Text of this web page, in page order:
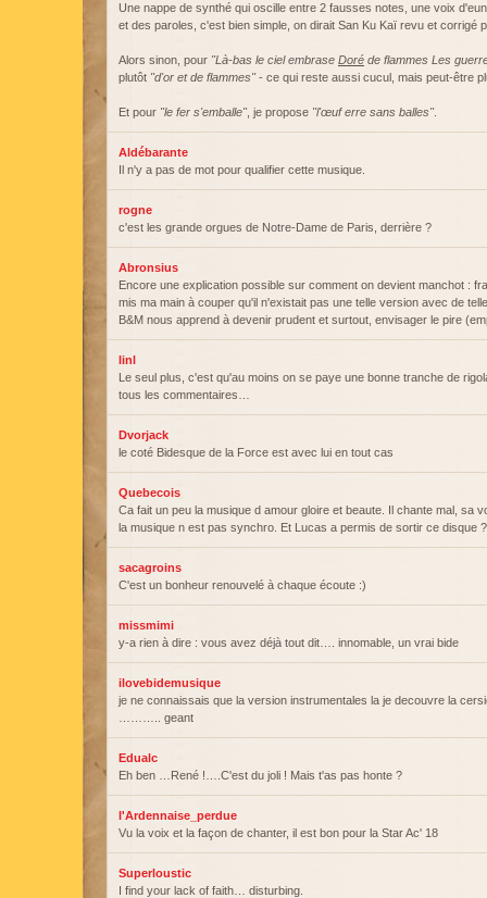
Une nappe de synthé qui oscille entre 2 fausses notes, une voix
et des paroles, c'est bien simple, on dirait San Ku Kaï revu et corrigé
Alors sinon, pour "Là-bas le ciel embrase Doré de flammes Les
plutôt "d'or et de flammes"- ce qui reste aussi cucul, mais peut-être
Et pour "le fer s'emballe", je propose "l'œuf erre sans balles".
Aldébarante
Il n'y a pas de mot pour qualifier cette musique.
rogne
c'est les grande orgues de Notre-Dame de Paris, derrière ?
Abronsius
Encore une explication possible sur comment on devient manchot :
mis ma main à couper qu'il n'existait pas une telle version avec de
B&M nous apprend à devenir prudent et surtout, envisager le pire
linl
Le seul plus, c'est qu'au moins on se paye une bonne tranche de
tous les commentaires…
Dvorjack
le coté Bidesque de la Force est avec lui en tout cas
Quebecois
Ca fait un peu la musique d amour gloire et beaute. Il chante mal, sa
la musique n est pas synchro. Et Lucas a permis de sortir ce disque ?
sacagroins
C'est un bonheur renouvelé à chaque écoute :)
missmimi
y-a rien à dire : vous avez déjà tout dit…. innomable, un vrai bide
ilovebidemusique
je ne connaissais que la version instrumentales la je decouvre la
……….. geant
Edualc
Eh ben …René !….C'est du joli ! Mais t'as pas honte ?
l'Ardennaise_perdue
Vu la voix et la façon de chanter, il est bon pour la Star Ac' 18
Superloustic
I find your lack of faith… disturbing.